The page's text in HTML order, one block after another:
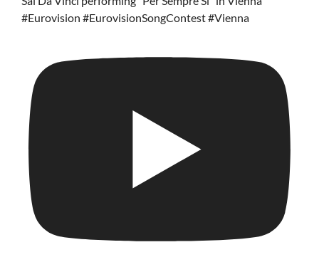
#Eurovision #EurovisionSongContest #Vienna